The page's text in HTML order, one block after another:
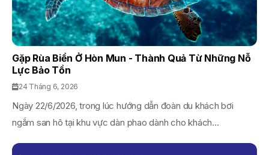
Gặp Rùa Biển Ở Hòn Mun - Thành Quả Từ Những Nỗ
Lực Bảo Tồn
24 Tháng 6, 2026
Ngày 22/6/2026, trong lúc hướng dẫn đoàn du khách bơi
ngắm san hô tại khu vực dàn phao dành cho khách...